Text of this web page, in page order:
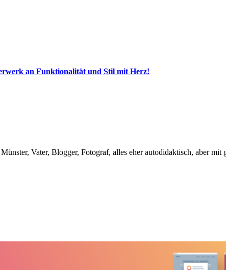
an Funktionalität und Stil mit Herz!
Vater, Blogger, Fotograf, alles eher autodidaktisch, aber